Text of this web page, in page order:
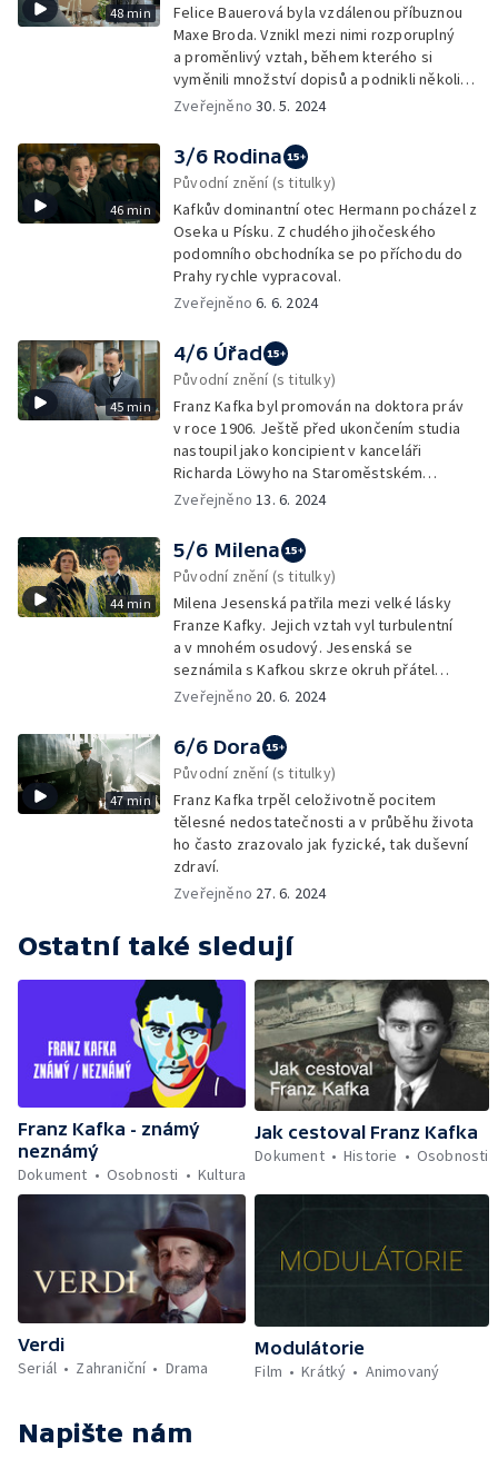
48 min
Felice Bauerová byla vzdálenou příbuznou
Maxe Broda. Vznikl mezi nimi rozporuplný
a proměnlivý vztah, během kterého si
vyměnili množství dopisů a podnikli několik
společných cest.
Zveřejněno30. 5. 2024
46 min
3/6 Rodina
Původní znění (s titulky)
Kafkův dominantní otec Hermann pocházel z
Oseka u Písku. Z chudého jihočeského
podomního obchodníka se po příchodu do
Prahy rychle vypracoval.
Zveřejněno6. 6. 2024
45 min
4/6 Úřad
Původní znění (s titulky)
Franz Kafka byl promován na doktora práv
v roce 1906. Ještě před ukončením studia
nastoupil jako koncipient v kanceláři
Richarda Löwyho na Staroměstském
náměstí.
Zveřejněno13. 6. 2024
44 min
5/6 Milena
Původní znění (s titulky)
Milena Jesenská patřila mezi velké lásky
Franze Kafky. Jejich vztah vyl turbulentní
a v mnohém osudový. Jesenská se
seznámila s Kafkou skrze okruh přátel
svého manžela Ernesta Pollaka.
Zveřejněno 20. 6. 2024
47 min
6/6 Dora
Původní znění (s titulky)
Franz Kafka trpěl celoživotně pocitem
tělesné nedostatečnosti a v průběhu života
ho často zrazovalo jak fyzické, tak duševní
zdraví.
Zveřejněno 27. 6. 2024
Ostatní také sledují
Franz Kafka - známý
neznámý
Dokument
Osobnosti Kultura
Jak cestoval Franz Kafka
Dokument
Historie Osobnosti
Verdi
Seriál
Zahraniční Drama
Modulátorie
Film
Krátký Animovaný
Napište nám